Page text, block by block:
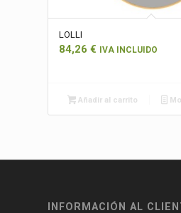
LOLLI
84,26 € IVA INCLUIDO
Añadir al carrito
INFORMACIÓN AL